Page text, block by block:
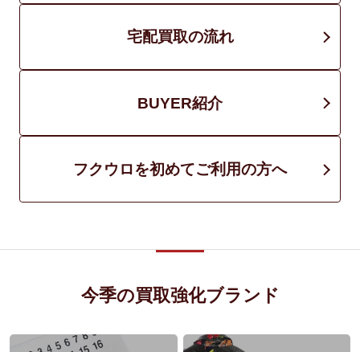
宅配買取の流れ
BUYER紹介
フクウロを初めてご利用の方へ
今季の買取強化ブランド